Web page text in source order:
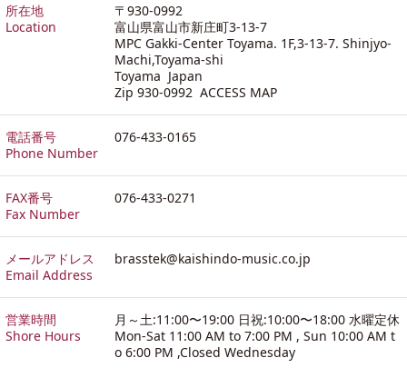
所在地
Location
〒930-0992
富山県富山市新庄町3-13-7
MPC Gakki-Center Toyama. 1F,3-13-7. Shinjyo-
Machi,Toyama-shi
Toyama Japan
Zip 930-0992 ACCESS MAP
電話番号
Phone Number
076-433-0165
FAX番号
Fax Number
076-433-0271
メールアドレス
Email Address
brasstek@kaishindo-music.co.jp
営業時間
Shore Hours
月～土:11:00〜19:00 日祝:10:00〜18:00 水曜定休
Mon-Sat 11:00 AM to 7:00 PM , Sun 10:00 AM t
o 6:00 PM ,Closed Wednesday